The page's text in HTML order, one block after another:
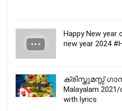
Happy New
new year 2024
ക്രിസ്തുമസ്സ്
Malayalam
with lyrics